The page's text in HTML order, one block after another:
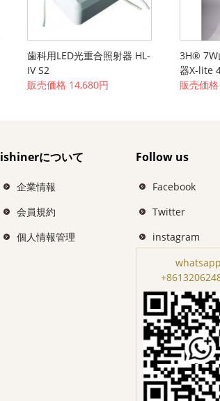
歯科用LED光重合照射器 HL-
IV S2
販売価格 14,680円
3H® 7W
器X-lite
販売価
ishinerについて
企業情報
会員規約
個人情報管理
Follow us
Facebook
Twitter
instagram